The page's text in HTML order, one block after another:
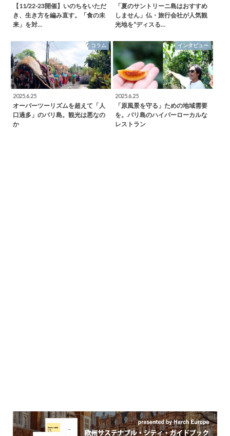
【11/22-23開催】いのちをいただ
き、生き方を編み直す。「食の未
来」を対…
「夏のサントリーニ島はおすすめ
しません」仏・旅行会社が人気観
光地を“ディスる…
コラム
2025.6.25
オーバーツーリズムを超えて「人
口過多」のバリ島。観光は悪なの
か
インタビュー
2025.6.25
「原風景を守る」ための地域需要
を。バリ島のハイパーローカルな
レストラン